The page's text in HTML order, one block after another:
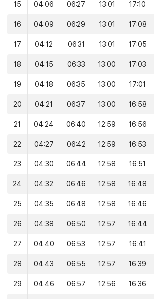
15 04:06 06:27 13:01 17:10
16 04:09 06:29 13:01 17:08
17 04:12 06:31 13:01 17:05
18 04:15 06:33 13:00 17:03
19 04:18 06:35 13:00 17:01
20 04:21 06:37 13:00 16:58
21 04:24 06:40 12:59 16:56
22 04:27 06:42 12:59 16:53
23 04:30 06:44 12:58 16:51
24 04:32 06:46 12:58 16:48
25 04:35 06:48 12:58 16:46
26 04:38 06:50 12:57 16:44
27 04:40 06:53 12:57 16:41
28 04:43 06:55 12:57 16:39
29 04:46 06:57 12:56 16:36